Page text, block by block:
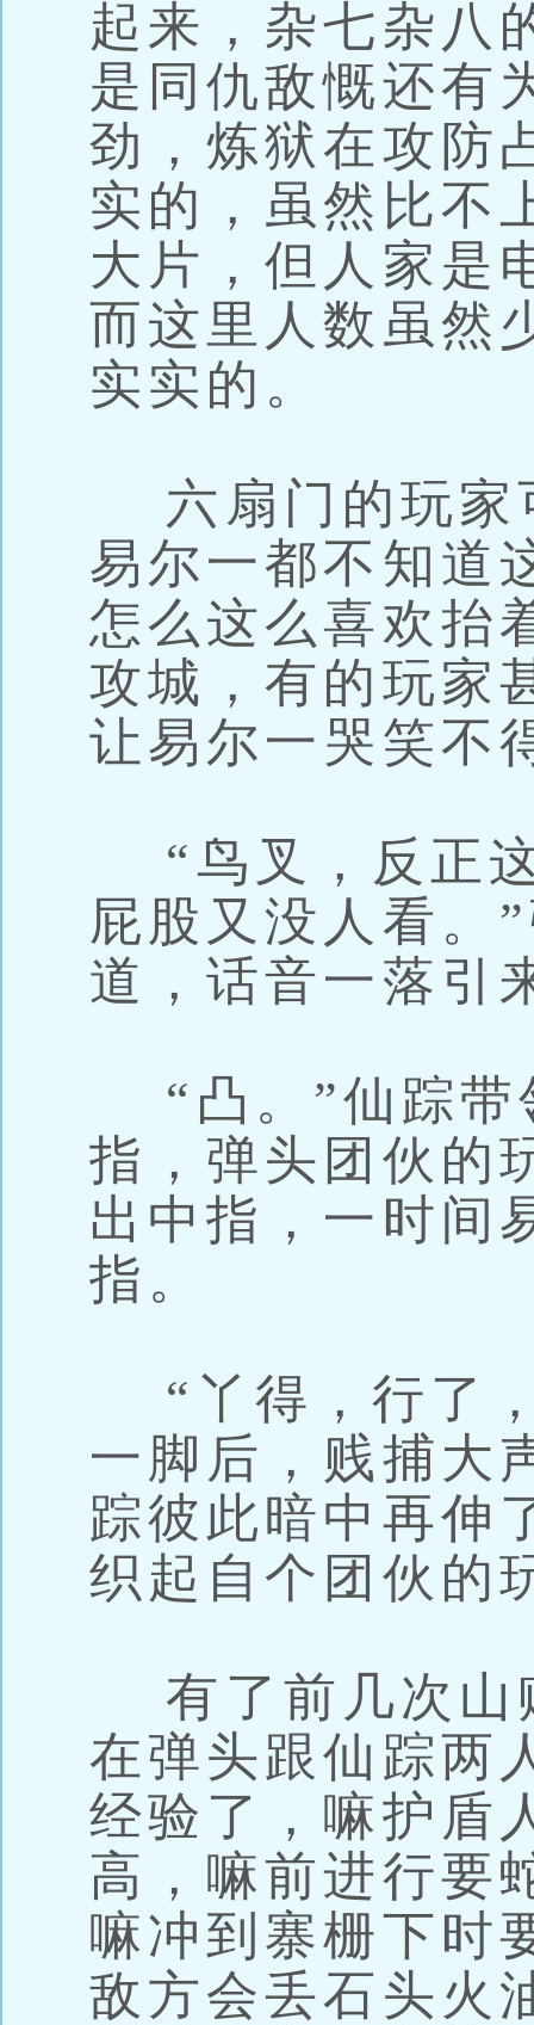
起来，杂七杂八
是同仇敌慨还有
劲，炼狱在攻防
实的，虽然比不
大片，但人家是
而这里人数虽然
实实的。
六扇门的玩家
易尔一都不知道
怎么这么喜欢抬
攻城，有的玩家
让易尔一哭笑不
“鸟叉，反正
屁股又没人看。
道，话音一落引
“凸。”仙踪带
指，弹头团伙的
出中指，一时间
指。
“丫得，行了
一脚后，贱捕大
踪彼此暗中再伸
织起自个团伙的
有了前几次山
在弹头跟仙踪两
经验了，嘛护盾
高，嘛前进行要
嘛冲到寨栅下时
敌方会丢石头火